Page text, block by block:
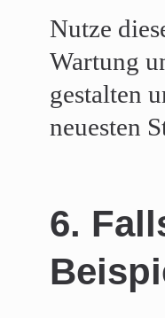
Nutze
Wartung
gestalten
neuesten
6.